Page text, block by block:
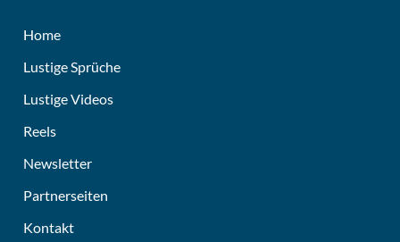
Home
Lustige Sprüche
Lustige Videos
Reels
Newsletter
Partnerseiten
Kontakt